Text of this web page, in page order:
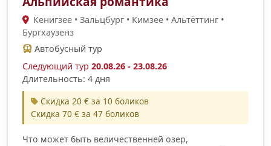
Кенигзее • Зальцбург • Кимзее • Альтёттинг •
Бургхаузенз
Автобусный тур
Следующий тур 20.08.26 - 23.08.26
Длительность: 4 дня
Скидка 20 € за 10 боликов
Скидка 70 € за 47 боликов
Что может быть величественней озер,